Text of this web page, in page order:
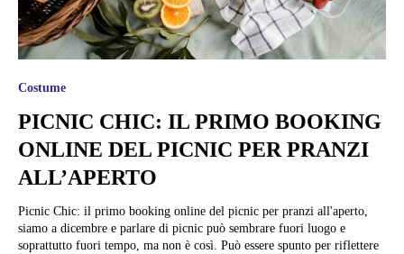
Costume
PICNIC CHIC: IL PRIMO BOOKING
ONLINE DEL PICNIC PER PRANZI
ALL’APERTO
Picnic Chic: il primo booking online del picnic per pranzi all'aperto,
siamo a dicembre e parlare di picnic può sembrare fuori luogo e
soprattutto fuori tempo, ma non è così. Può essere spunto per riflettere